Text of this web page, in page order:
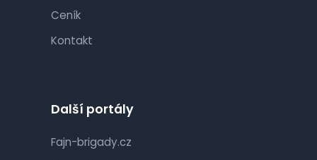
Ceník
Kontakt
Další portály
Fajn-brigady.cz